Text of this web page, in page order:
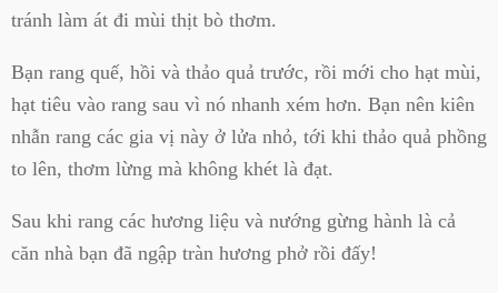
tránh làm át đi mùi thịt bò thơm.
Bạn rang quế, hồi và thảo quả trước, rồi mới cho hạt mùi,
hạt tiêu vào rang sau vì nó nhanh xém hơn. Bạn nên kiên
nhẫn rang các gia vị này ở lửa nhỏ, tới khi thảo quả phồng
to lên, thơm lừng mà không khét là đạt.
Sau khi rang các hương liệu và nướng gừng hành là cả
căn nhà bạn đã ngập tràn hương phở rồi đấy!